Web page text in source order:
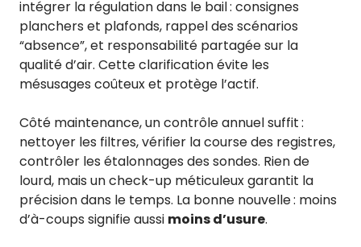
intégrer la régulation dans le bail : consignes
planchers et plafonds, rappel des scénarios
“absence”, et responsabilité partagée sur la
qualité d’air. Cette clarification évite les
mésusages coûteux et protège l’actif.
Côté maintenance, un contrôle annuel suffit :
nettoyer les filtres, vérifier la course des registres,
contrôler les étalonnages des sondes. Rien de
lourd, mais un check-up méticuleux garantit la
précision dans le temps. La bonne nouvelle : moins
d’à-coups signifie aussi moins d’usure.